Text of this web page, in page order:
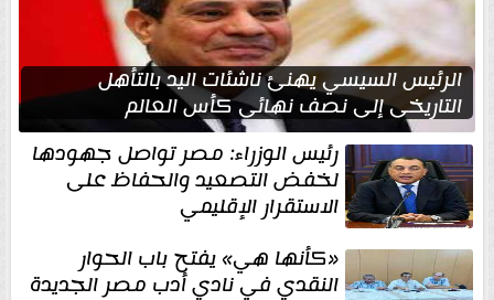
الرئيس السيسي يهنئ ناشئات اليد بالتأهل
التاريخي إلى نصف نهائي كأس العالم
رئيس الوزراء: مصر تواصل جهودها
لخفض التصعيد والحفاظ على
الاستقرار الإقليمي
«كأنها هي» يفتح باب الحوار
النقدي في نادي أدب مصر الجديدة